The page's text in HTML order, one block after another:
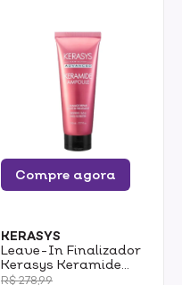
Compre agora
KERASYS
Leave-In Finalizador
Kerasys Keramide
Damage Repair 230ml
R$ 278,99